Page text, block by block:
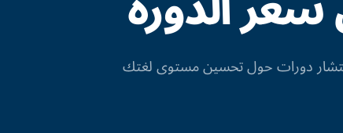
دورات حول تحسين مستوى لغتك